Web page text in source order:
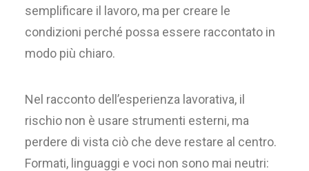
semplificare il lavoro, ma per creare le
condizioni perché possa essere raccontato in
modo più chiaro.
Nel racconto dell’esperienza lavorativa, il
rischio non è usare strumenti esterni, ma
perdere di vista ciò che deve restare al centro.
Formati, linguaggi e voci non sono mai neutri: